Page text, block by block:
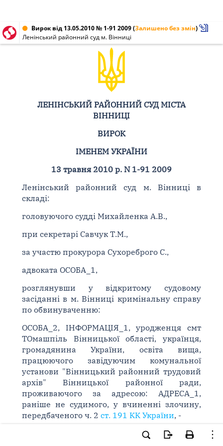
Вирок від 13.05.2010 № 1-91 2009(Залишено без змін)
Ленінський районний суд м. Вінниці
ЛЕНІНСЬКИЙ РАЙОННИЙ СУД МІСТА
ВІННИЦІ
ВИРОК
ІМЕНЕМ УКРАЇНИ
13 травня 2010 р. N 1-91 2009
Ленінський районний суд м. Вінниці в
складі:
головуючого судді Михайленка А.В.,
при секретарі Савчук Т.М.,
за участю прокурора Сухореброго С.,
адвоката ОСОБА_1,
розглянувши у відкритому судовому
засіданні в м. Вінниці кримінальну справу
по обвинуваченню:
ОСОБА_2, ІНФОРМАЦІЯ_1, уродженця смт
ТОмашпіль Вінницької області, українця,
громадянина України, освіта вища,
працюючого завідуючим комунальної
установи "Вінницький районний трудовий
архів" Вінницької районної ради,
проживаючого за адресою: АДРЕСА_1,
раніше не судимого, у вчиненні злочину,
передбаченого ч. 2 ст. 191 КК України, -